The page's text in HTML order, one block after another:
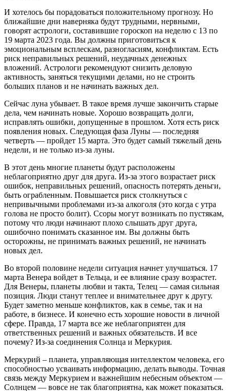
И хотелось бы порадоваться положительному прогнозу. Но
ближайшие дни наверняка будут трудными, нервными,
говорят астрологи, составившие гороскоп на неделю с 13 по
19 марта 2023 года. Вы должны приготовиться к
эмоциональным всплескам, разногласиям, конфликтам. Есть
риск неправильных решений, неудачных денежных
вложений. Астрологи рекомендуют снизить деловую
активность, заняться текущими делами, но не строить
больших планов и не начинать важных дел.
Сейчас луна убывает. В такое время лучше закончить старые
дела, чем начинать новые. Хорошо возвращать долги,
исправлять ошибки, допущенные в прошлом. Хотя есть риск
появления новых. Следующая фаза Луны — последняя
четверть — пройдет 15 марта. Это будет самый тяжелый день
недели, и не только из-за луны.
В этот день многие планеты будут расположены
неблагоприятно друг для друга. Из-за этого возрастает риск
ошибок, неправильных решений, опасность потерять деньги,
быть ограбленным. Повышается риск столкнуться с
непривычными проблемами из-за алкоголя (это когда с утра
голова не просто болит). Ссоры могут возникать по пустякам,
потому что люди начинают плохо слышать друг друга,
ошибочно понимать сказанное им. Вы должны быть
осторожны, не принимать важных решений, не начинать
новых дел.
Во второй половине недели ситуация начнет улучшаться. 17
марта Венера войдет в Тельца, и ее влияние сразу возрастет.
Для Венеры, планеты любви и такта, Телец — самая сильная
позиция. Люди станут теплее и внимательнее друг к другу.
Будет заметно меньше конфликтов, как в семье, так и на
работе, в бизнесе. И конечно есть хорошие новости в личной
сфере. Правда, 17 марта все же неблагоприятен для
ответственных решений и важных обязательств. И все
почему? Из-за соединения Солнца и Меркурия.
Меркурий – планета, управляющая интеллектом человека, его
способностью усваивать информацию, делать выводы. Точная
связь между Меркурием и важнейшим небесным объектом —
Солнцем — вовсе не так благоприятна, как может показаться.